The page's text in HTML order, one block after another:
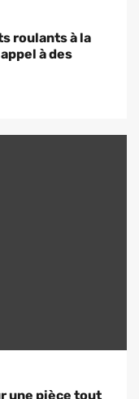
roulants à la
à des
une pièce tout